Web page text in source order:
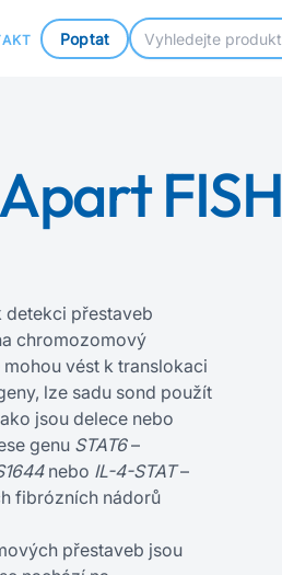
Poptat
FISH
detekci přestaveb
chromozomový
vést k translokaci
lze sadu sond použít
jsou delece nebo
genu STAT6–
nebo IL-4-STAT–
fibrózních nádorů
přestaveb jsou